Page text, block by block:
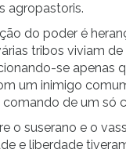
agropastoris.
do poder é
tribos viviam de
se apenas
um inimigo
de um só
o suserano e o
e liberdade